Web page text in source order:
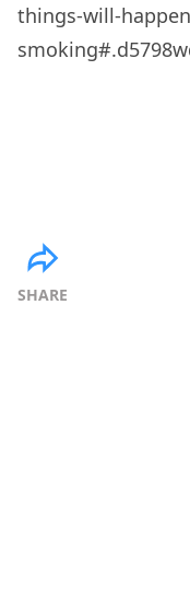
things-will-
SHARE